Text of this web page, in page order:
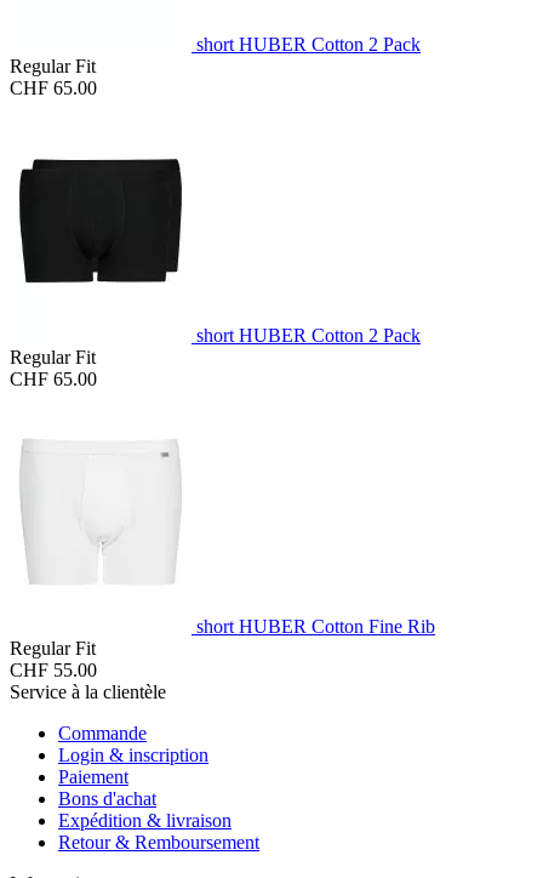
short HUBER Cotton 2 Pack
Regular Fit
CHF 65.00
short HUBER Cotton 2 Pack
Regular Fit
CHF 65.00
short HUBER Cotton Fine Rib
Regular Fit
CHF 55.00
Service à la clientèle
Commande
Login & inscription
Paiement
Bons d'achat
Expédition & livraison
Retour & Remboursement